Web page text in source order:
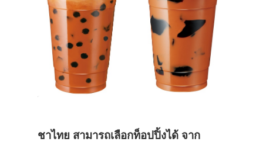
ชาไทย สามารถเลือกท็อปปิ้งได้ จาก